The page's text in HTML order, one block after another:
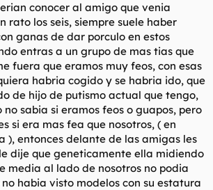
conocer al amigo que venia
rato los seis, siempre suele haber
ganas de dar porculo en estos
entras a un grupo de mas tias que
fuera que eramos muy feos, con esas
habria cogido y se habria ido, que
de hijo de putismo actual que tengo,
no sabia si eramos feos o guapos, pero
si era mas fea que nosotros, ( en
), entonces delante de las amigas les
dije que geneticamente ella midiendo
media al lado de nosotros no podia
habia visto modelos con su estatura